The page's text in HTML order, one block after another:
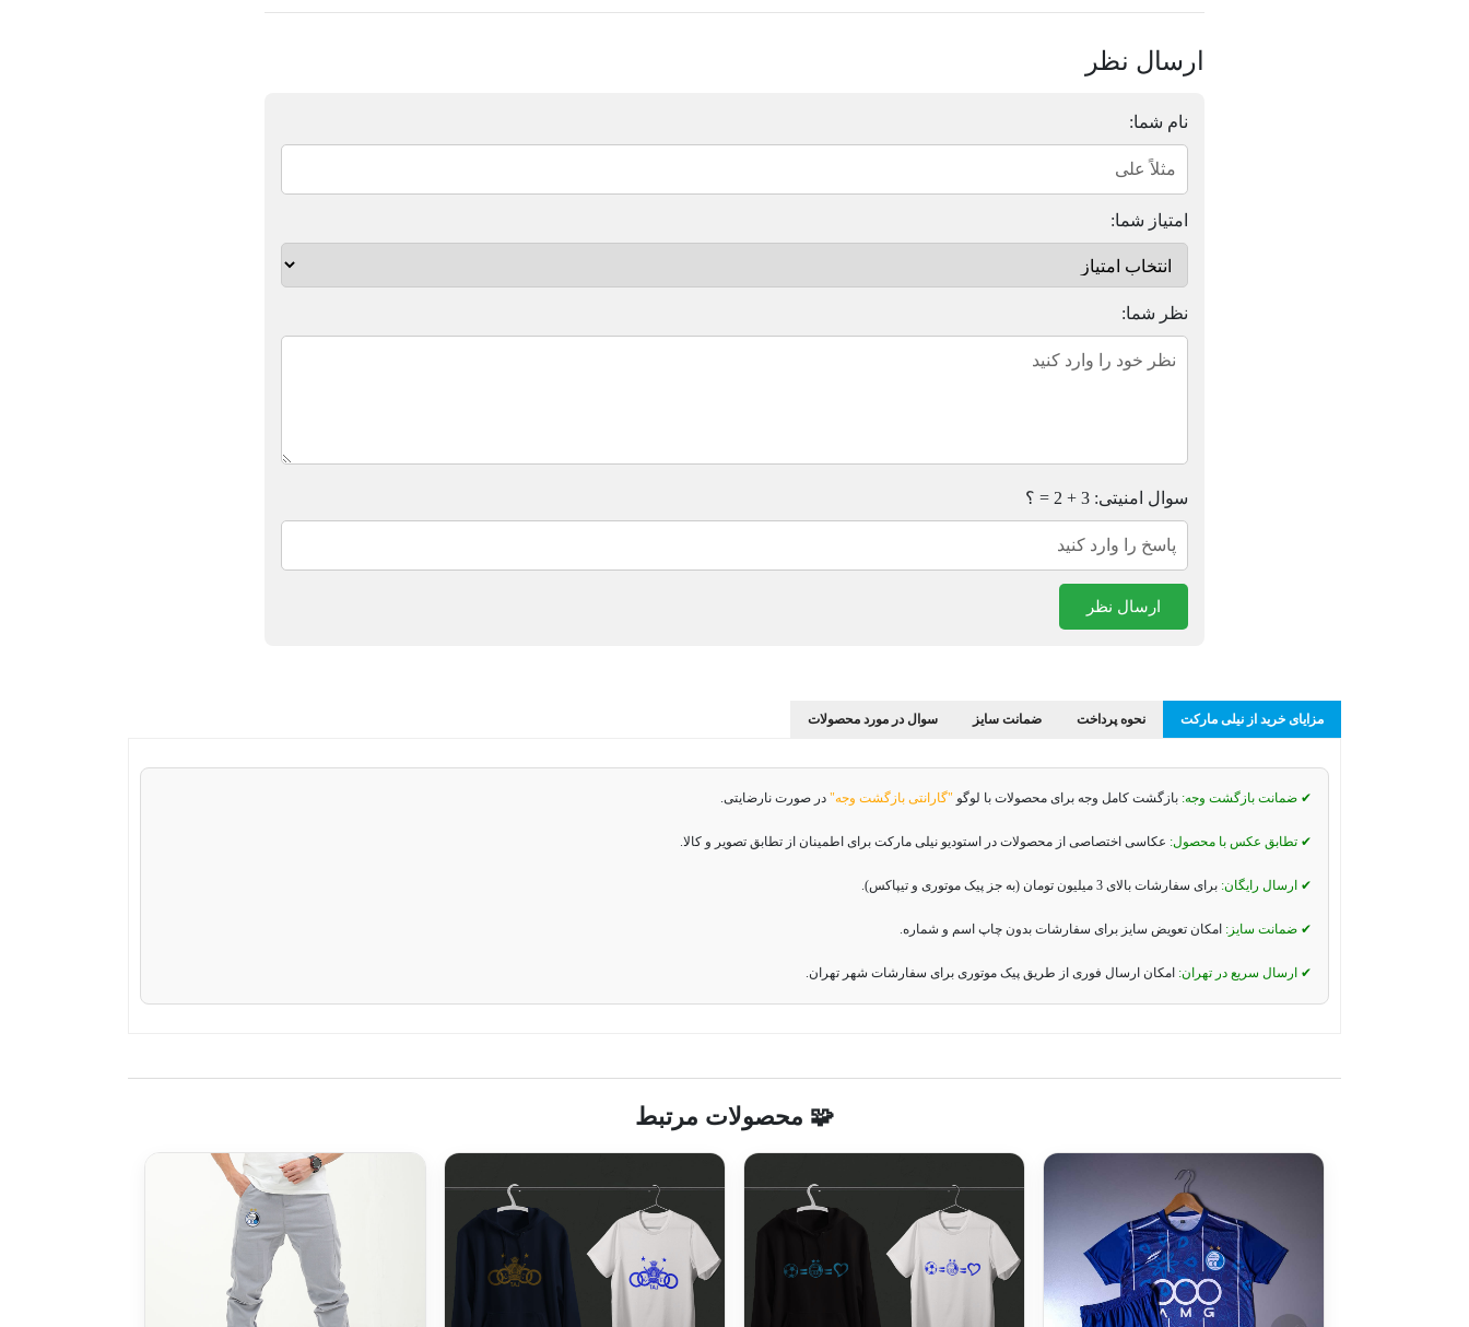
ارسال نظر
نام شما:
امتیاز شما:
نظر شما:
سوال امنیتی: 3 + 2 = ؟
ارسال نظر
مزایای خرید از نیلی مارکت نحوه پرداخت ضمانت سایز سوال در مورد محصولات
✔ ضمانت بازگشت وجه: بازگشت کامل وجه برای محصولات با لوگو "گارانتی بازگشت وجه" در صورت نارضایتی.
✔ تطابق عکس با محصول: عکاسی اختصاصی از محصولات در استودیو نیلی مارکت برای اطمینان از تطابق تصویر و کالا.
✔ ارسال رایگان: برای سفارشات بالای 3 میلیون تومان (به جز پیک موتوری و تیپاکس).
✔ ضمانت سایز: امکان تعویض سایز برای سفارشات بدون چاپ اسم و شماره.
✔ ارسال سریع در تهران: امکان ارسال فوری از طریق پیک موتوری برای سفارشات شهر تهران.
🧩 محصولات مرتبط